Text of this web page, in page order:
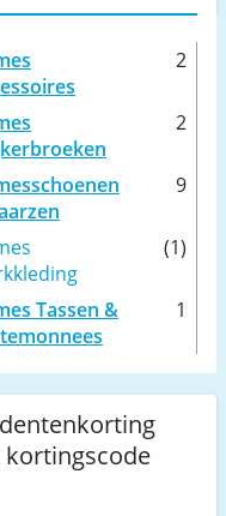
2
2
9
(1)
Tassen &
1
kortingscode